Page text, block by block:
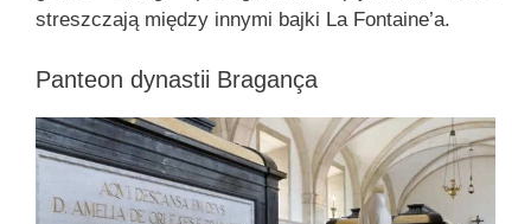
streszczają między innymi bajki La Fontaine’a.
Panteon dynastii Bragança